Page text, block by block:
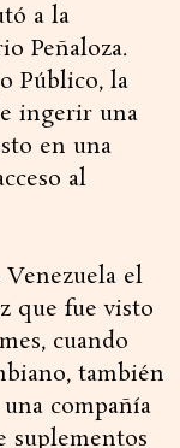
a la
Peñaloza.
Público, la
ingerir una
en una
al
el
que fue visto
cuando
también
compañía
suplementos